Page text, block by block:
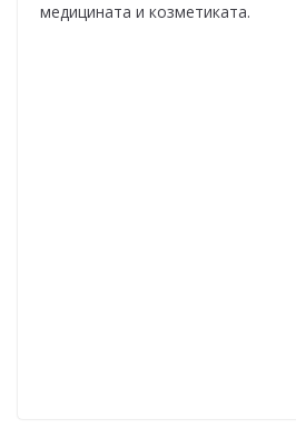
медицината и козметиката.